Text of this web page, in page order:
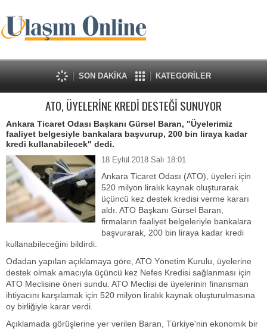
SON DAKİKA KATEGORİLER
ATO, ÜYELERİNE KREDİ DESTEĞİ SUNUYOR
Ankara Ticaret Odası Başkanı Gürsel Baran, "Üyelerimiz
faaliyet belgesiyle bankalara başvurup, 200 bin liraya kadar
kredi kullanabilecek" dedi.
18 Eylül 2018 Salı 18:01
Ankara Ticaret Odası (ATO), üyeleri için
520 milyon liralık kaynak oluşturarak
üçüncü kez destek kredisi verme kararı
aldı. ATO Başkanı Gürsel Baran,
firmaların faaliyet belgeleriyle bankalara
başvurarak, 200 bin liraya kadar kredi
kullanabileceğini bildirdi.
Odadan yapılan açıklamaya göre, ATO Yönetim Kurulu, üyelerine
destek olmak amacıyla üçüncü kez Nefes Kredisi sağlanması için
ATO Meclisine öneri sundu. ATO Meclisi de üyelerinin finansman
ihtiyacını karşılamak için 520 milyon liralık kaynak oluşturulmasına
oy birliğiyle karar verdi.
Açıklamada görüşlerine yer verilen Baran, Türkiye'nin ekonomik bir